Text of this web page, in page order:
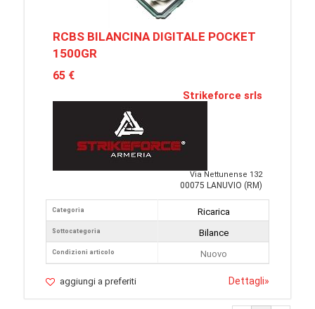
RCBS BILANCINA DIGITALE POCKET
1500GR
65 €
Strikeforce srls
Via Nettunense 132
00075 LANUVIO (RM)
Categoria
Sottocategoria
Condizioni articolo
Ricarica
Bilance
Nuovo
aggiungi a preferiti Dettagli»